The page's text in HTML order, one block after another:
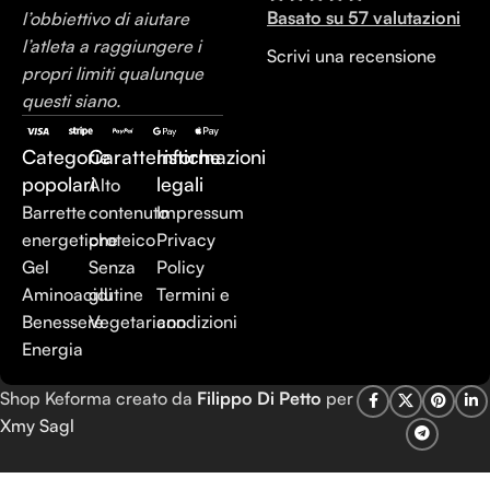
l’obbiettivo di aiutare
l’atleta a raggiungere i
propri limiti qualunque
questi siano.
Categorie
popolari
Barrette
energetiche
Gel
Aminoacidi
Benessere
Energia
Caratteristiche
Alto
contenuto
proteico
Senza
glutine
Vegetariano
Informazioni
legali
Impressum
Privacy
Policy
Termini e
condizioni
Basato su 57 valutazioni
Scrivi una recensione
Shop Keforma creato da Filippo Di Petto per
Xmy Sagl